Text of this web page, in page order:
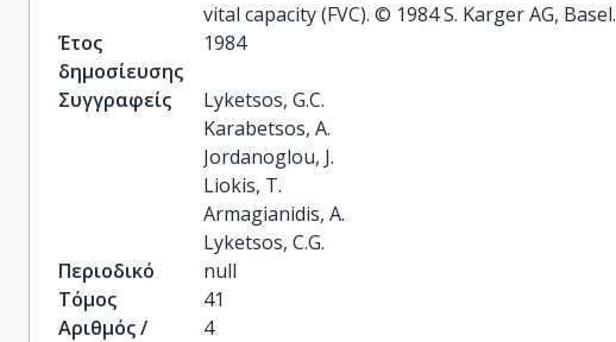
vital capacity (FVC). © 1984 S. Karger AG, Basel.
Έτος
δημοσίευσης
1984
Συγγραφείς
Lyketsos, G.C.
Karabetsos, A.
Jordanoglou, J.
Liokis, T.
Armagianidis, A.
Lyketsos, C.G.
Περιοδικό
null
Τόμος
41
Αριθμός /
4